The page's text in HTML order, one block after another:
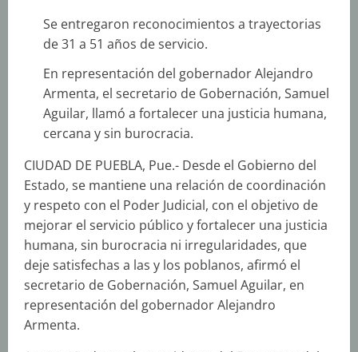
Se entregaron reconocimientos a trayectorias
de 31 a 51 años de servicio.
En representación del gobernador Alejandro
Armenta, el secretario de Gobernación, Samuel
Aguilar, llamó a fortalecer una justicia humana,
cercana y sin burocracia.
CIUDAD DE PUEBLA, Pue.- Desde el Gobierno del
Estado, se mantiene una relación de coordinación
y respeto con el Poder Judicial, con el objetivo de
mejorar el servicio público y fortalecer una justicia
humana, sin burocracia ni irregularidades, que
deje satisfechas a las y los poblanos, afirmó el
secretario de Gobernación, Samuel Aguilar, en
representación del gobernador Alejandro
Armenta.